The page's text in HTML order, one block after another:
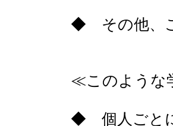
◆ その他、
≪このような
◆ 個人ごと